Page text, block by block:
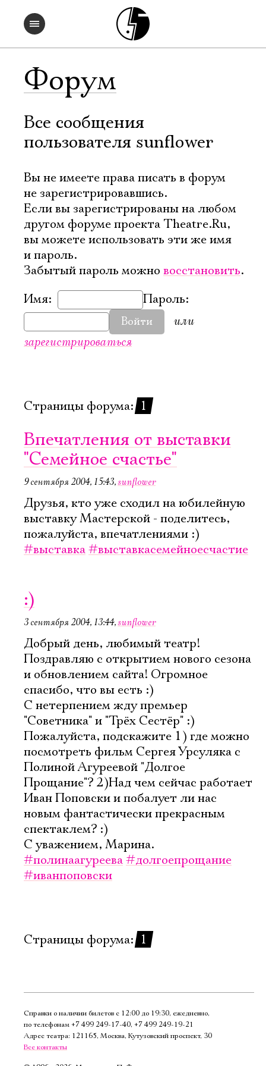
Форум
Все сообщения
пользователя sunflower
Вы не имеете права писать в форум
не зарегистрировавшись.
Если вы зарегистрированы на любом
другом форуме проекта Theatre.Ru,
вы можете использовать эти же имя
и пароль.
Забытый пароль можно восстановить.
Имя:
Пароль:
Войти
или
зарегистрироваться
Страницы форума: 1
Впечатления от выставки
"Семейное счастье"
9 сентября 2004, 15:43,sunflower
Друзья, кто уже сходил на юбилейную
выставку Мастерской - поделитесь,
пожалуйста, впечатлениями :)
#выставка#выставкасемейноесчастие
:)
3 сентября 2004, 13:44,sunflower
Добрый день, любимый театр!
Поздравляю с открытием нового сезона
и обновлением сайта! Огромное
спасибо, что вы есть :)
С нетерпением жду премьер
"Советника" и "Трёх Сестёр" :)
Пожалуйста, подскажите 1) где можно
посмотреть фильм Сергея Урсуляка с
Полиной Агуреевой "Долгое
Прощание"? 2)Над чем сейчас работает
Иван Поповски и побалует ли нас
новым фантастически прекрасным
спектаклем? :)
С уважением, Марина.
#полинаагуреева#долгоепрощание
#иванпоповски
Страницы форума: 1
Справки о наличии билетов с 12:00 до 19:30, ежедневно,
по телефонам +7 499 249‑17‑40, +7 499 249‑19‑21
Адрес театра: 121165, Москва, Кутузовский проспект, 30
Все контакты
Электропочта
Ознакомиться